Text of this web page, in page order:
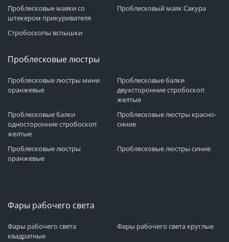
Проблесковые маяки со
штекером прикуривателя
Проблесковый маяк Сакура
Стробоскопы вспышки
Проблесковые люстры
Проблесковые люстры мини
оранжевые
Проблесковые балки
двухсторонние стробоскоп
желтые
Проблесковые балки
односторонние стробоскоп
желтые
Проблесковые люстры красно-
синие
Проблесковые люстры
оранжевые
Проблесковые люстры синие
Фары рабочего света
Фары рабочего света
квадратные
Фары рабочего света круглые